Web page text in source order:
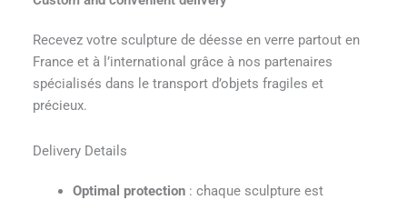
Recevez votre sculpture de déesse en verre partout en
France et à l’international grâce à nos partenaires
spécialisés dans le transport d’objets fragiles et
précieux.
Delivery Details
Optimal protection: chaque sculpture est